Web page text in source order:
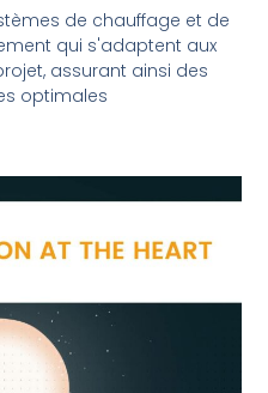
de chauffage et de
qui s'adaptent aux
assurant ainsi des
optimales